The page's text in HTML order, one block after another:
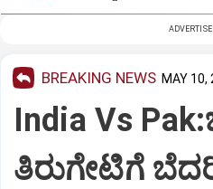
BREAKING NEWS MAY 10,
India Vs
ತಿರುಗೇಟಿಗೆ